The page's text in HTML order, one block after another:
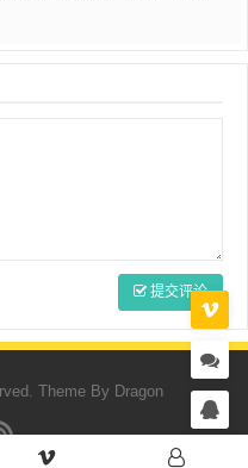
提交评论
Theme By Dragon